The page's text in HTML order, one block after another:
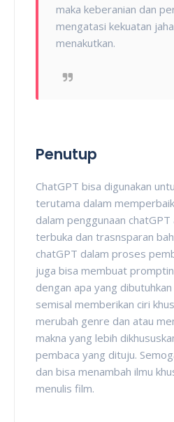
maka keberanian dan
mengatasi kekuatan
menakutkan.
Penutup
ChatGPT bisa digunakan
terutama dalam
dalam penggunaan chatGPT
terbuka dan trasnsparan
chatGPT dalam proses
juga bisa membuat
dengan apa yang
semisal memberikan ciri
merubah genre dan atau
makna yang lebih
pembaca yang dituju.
dan bisa menambah ilmu
menulis film.